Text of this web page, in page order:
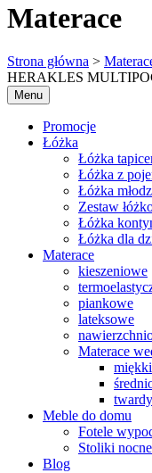
Materace
Strona główna >
HERAKLES
Menu
Promocje
Łóżka
Łóżka
Łóżka z
Łóżka
Zestaw
Łóżka
Łóżka dla
Materace
kieszeniowe
piankowe
lateksowe
Materace
miękki
twardy
Meble do domu
Fotele
Stoliki nocne
Blog